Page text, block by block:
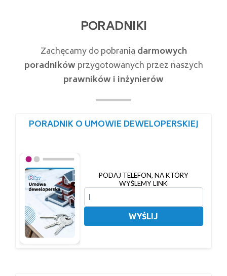
PORADNIKI
Zachęcamy do pobrania darmowych
poradników przygotowanych przez naszych
prawników i inżynierów
PORADNIK O UMOWIE DEWELOPERSKIEJ
PODAJ TELEFON, NA KTÓRY
WYŚLEMY LINK
WYŚLIJ